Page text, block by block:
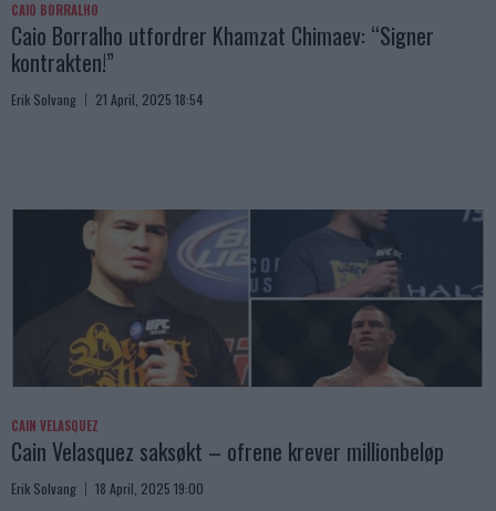
CAIO BORRALHO
Caio Borralho utfordrer Khamzat Chimaev: “Signer
kontrakten!”
Erik Solvang 21 April, 2025 18:54
CAIN VELASQUEZ
Cain Velasquez saksøkt – ofrene krever millionbeløp
Erik Solvang 18 April, 2025 19:00